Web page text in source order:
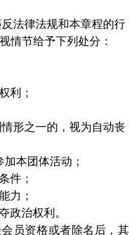
法律法规和本章程的行
情节给予下列处分：
利；
形之一的，视为自动丧
加本团体活动；
件；
力；
政治权利。
员资格或者除名后 ，其